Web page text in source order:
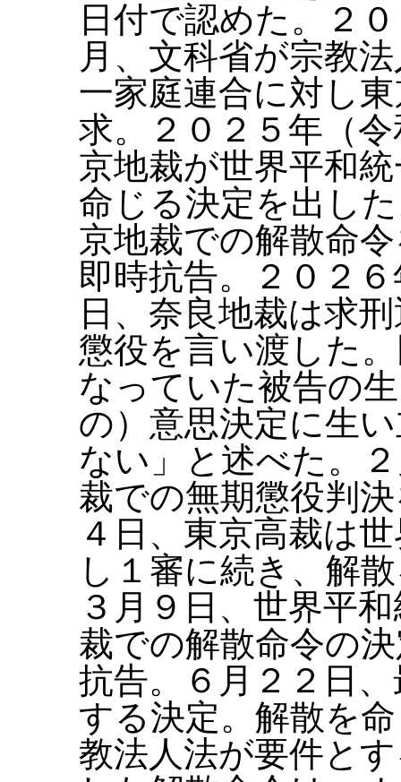
日付で認めた。２
月、文科省が宗教
一家庭連合に対し
求。２０２５年（
京地裁が世界平和
命じる決定を出し
京地裁での解散命
即時抗告。２０２
日、奈良地裁は求
懲役を言い渡した
なっていた被告の
の）意思決定に生
ない」と述べた。
裁での無期懲役判
４日、東京高裁は
し１審に続き、解
３月９日、世界平
裁での解散命令の
抗告。６月２２日
する決定。解散を
教法人法が要件と